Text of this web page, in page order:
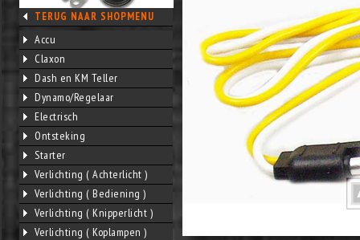
TERUG NAAR SHOPMENU
Accu
Claxon
Dash en KM Teller
Dynamo/Regelaar
Electrisch
Ontsteking
Starter
Verlichting ( Achterlicht )
Verlichting ( Bediening )
Verlichting ( Knipperlicht )
Verlichting ( Koplampen )